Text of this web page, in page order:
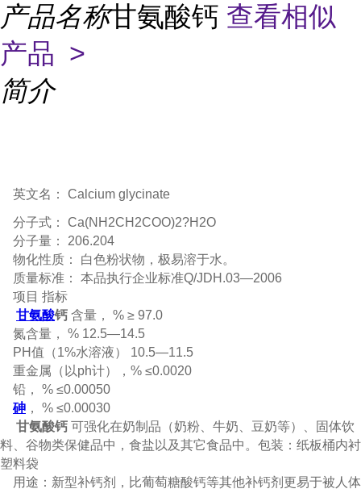
产品名称甘氨酸钙 查看相似
产品 >
简介
英文名： Calcium glycinate
分子式： Ca(NH2CH2COO)2?H2O
分子量： 206.204
物化性质： 白色粉状物，极易溶于水。
质量标准： 本品执行企业标准Q/JDH.03—2006
项目 指标
甘氨酸钙 含量， % ≥ 97.0
氮含量， % 12.5—14.5
PH值（1%水溶液） 10.5—11.5
重金属（以ph计），% ≤0.0020
铅， % ≤0.00050
砷 ， % ≤0.00030
甘氨酸钙 可强化在奶制品（奶粉、牛奶、豆奶等）、固体饮
料、谷物类保健品中，食盐以及其它食品中。包装：纸板桶内衬
塑料袋
用途：新型补钙剂，比葡萄糖酸钙等其他补钙剂更易于被人体